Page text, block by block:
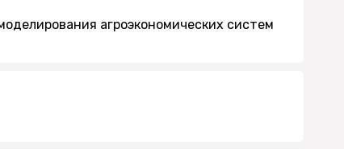
агроэкономических систем